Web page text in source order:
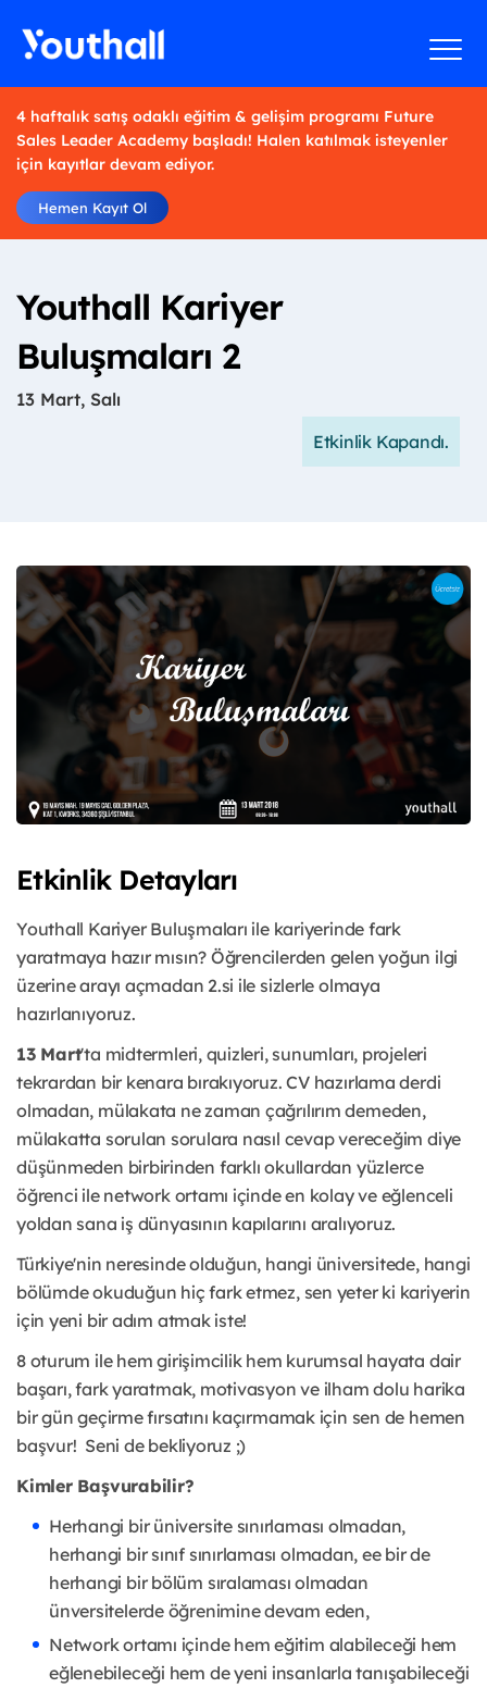
4 haftalık satış odaklı eğitim & gelişim programı Future
Sales Leader Academy başladı! Halen katılmak isteyenler
için kayıtlar devam ediyor.
Hemen Kayıt Ol
Youthall Kariyer
Buluşmaları 2
13 Mart, Salı
Etkinlik Kapandı.
Etkinlik Detayları
Youthall Kariyer Buluşmaları ile kariyerinde fark
yaratmaya hazır mısın? Öğrencilerden gelen yoğun ilgi
üzerine arayı açmadan 2.si ile sizlerle olmaya
hazırlanıyoruz.
13 Mart'ta midtermleri, quizleri, sunumları, projeleri
tekrardan bir kenara bırakıyoruz. CV hazırlama derdi
olmadan, mülakata ne zaman çağrılırım demeden,
mülakatta sorulan sorulara nasıl cevap vereceğim diye
düşünmeden birbirinden farklı okullardan yüzlerce
öğrenci ile network ortamı içinde en kolay ve eğlenceli
yoldan sana iş dünyasının kapılarını aralıyoruz.
Türkiye'nin neresinde olduğun, hangi üniversitede, hangi
bölümde okuduğun hiç fark etmez, sen yeter ki kariyerin
için yeni bir adım atmak iste!
8 oturum ile hem girişimcilik hem kurumsal hayata dair
başarı, fark yaratmak, motivasyon ve ilham dolu harika
bir gün geçirme fırsatını kaçırmamak için sen de hemen
başvur! Seni de bekliyoruz ;)
Kimler Başvurabilir?
Herhangi bir üniversite sınırlaması olmadan,
herhangi bir sınıf sınırlaması olmadan, ee bir de
herhangi bir bölüm sıralaması olmadan
ünversitelerde öğrenimine devam eden,
Network ortamı içinde hem eğitim alabileceği hem
eğlenebileceği hem de yeni insanlarla tanışabileceği